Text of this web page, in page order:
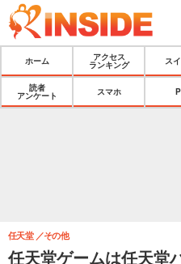
ホーム
アクセス
ランキング
ス
読者
アンケート
スマホ
任天堂ゲームは任天堂
任天堂 その他